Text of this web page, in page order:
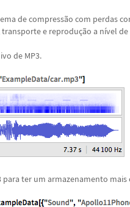
de compressão com perdas
e reprodução a nível
de MP3.
para ter um armazenamento mais